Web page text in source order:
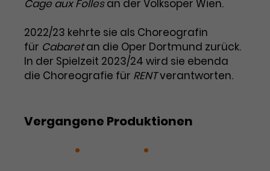
Zweck
eines Analyseberichts über die
Performance der Website. Die
erhobenen Daten umfassen in
anonymisierter Form die Anzahl
der Besuche, die Quelle, aus der sie
Zweck
Dieses Cookie speichert
Informationen zu Werbeklicks und
dient der Zuordnung von
Conversions zu Google Ads-
Kampagnen.
Cage aux Follesan der Volksoper Wien.
2022/23 kehrte sie als Choreografin
für Cabaretan die Oper Dortmund zurück.
In der Spielzeit 2023/24 wird sie ebenda
die Choreografie für RENTverantworten.
Vergangene Produktionen